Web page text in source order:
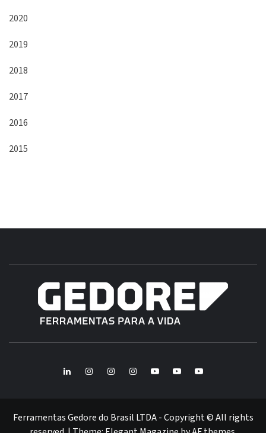
2020
2019
2018
2017
2016
2015
LinkedInInstagramInstagramInstagramYoutubeYoutubeYoutube
Ferramentas Gedore do Brasil LTDA - Copyright © All rights